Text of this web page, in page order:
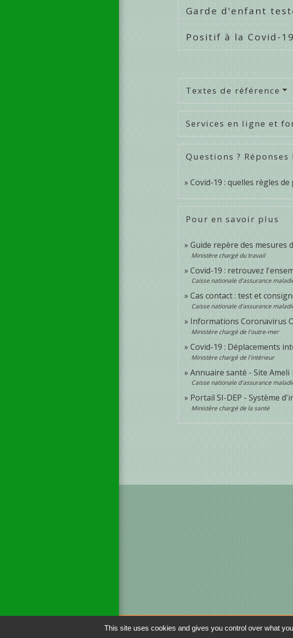
Garde d'enfant
Positif à la Covid-19
Textes de référence
Services en ligne et
Questions ? Réponses
Covid-19 : quelles règles
Pour en savoir plus
Guide repère des mesures
Ministère chargé du travail
Covid-19 : retrouvez
Caisse nationale d'assurance
Cas contact : test et
Caisse nationale d'assurance
Informations Coronavirus
Ministère chargé de l'outre-mer
Covid-19 : Déplacements
Ministère chargé de l'intérieur
Annuaire santé - Site Ameli
Caisse nationale d'assurance
Portail SI-DEP - Système
Ministère chargé de la santé
This site uses cookies and gives you control over what